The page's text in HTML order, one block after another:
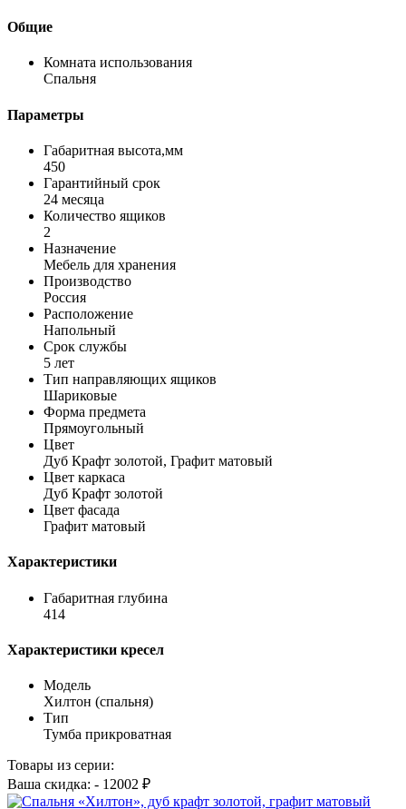
Общие
Комната использования
Спальня
Параметры
Габаритная высота,мм
450
Гарантийный срок
24 месяца
Количество ящиков
2
Назначение
Мебель для хранения
Производство
Россия
Расположение
Напольный
Срок службы
5 лет
Тип направляющих ящиков
Шариковые
Форма предмета
Прямоугольный
Цвет
Дуб Крафт золотой, Графит матовый
Цвет каркаса
Дуб Крафт золотой
Цвет фасада
Графит матовый
Характеристики
Габаритная глубина
414
Характеристики кресел
Модель
Хилтон (спальня)
Тип
Тумба прикроватная
Товары из серии:
Ваша скидка: - 12002 ₽